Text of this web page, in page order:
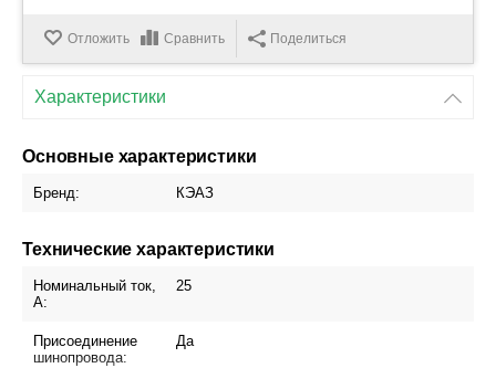
Отложить Сравнить Поделиться
Характеристики
Основные характеристики
Бренд: КЭАЗ
Технические характеристики
Номинальный ток,
А:
25
Присоединение
шинопровода:
Да